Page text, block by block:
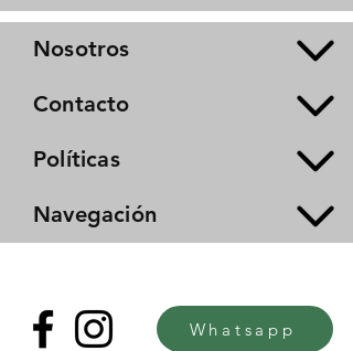
Nosotros
Contacto
Políticas
Navegación
Whatsapp